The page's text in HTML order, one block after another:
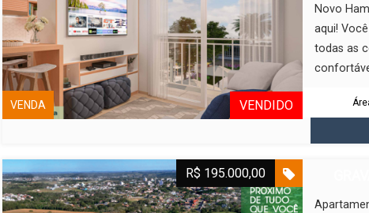
VENDIDO
VENDA
Novo
aqui!
todas as
R$ 195.000,00